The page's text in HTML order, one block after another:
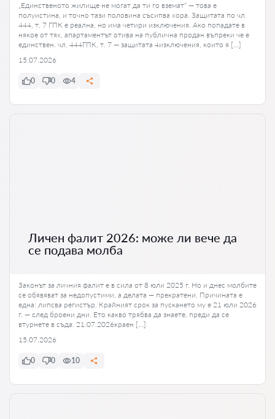
„Единственото жилище не могат да ти го вземат“ — това е
полуистина, и точно тази половина съсипва хора. Защитата по чл.
444, т. 7 ГПК е реална, но има четири изключения. Ако попадате в
някое от тях, апартаментът отива на публична продан въпреки че е
единствен. чл. 444ГПК, т. 7 — защитата 4изключения, които я […]
15.07.2026
0 0 4
Личен фалит 2026: може ли вече да
се подава молба
Законът за личния фалит е в сила от 8 юли 2025 г. Но и днес молбите
се обявяват за недопустими, а делата — прекратени. Причината е
една: липсва регистър. Крайният срок за пускането му е 21 юли 2026
г. — след броени дни. Ето какво трябва да знаете, преди да се
втурнете в съда. 21.07.2026краен […]
15.07.2026
0 0 10